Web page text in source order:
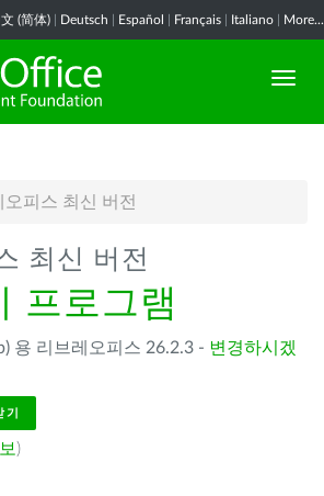
(简体) Deutsch Español Français Italiano More...
오피스 최신 버전
최신 버전
프로그램
용 리브레오피스 26.2.3 - 변경하시겠
)